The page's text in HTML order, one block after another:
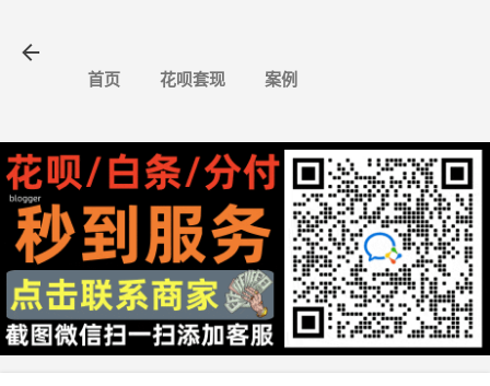
首页 花呗套现 案例